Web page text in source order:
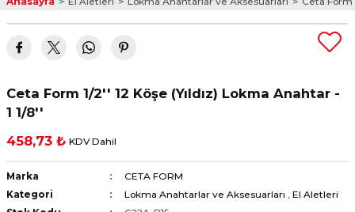
ve Multimetreler
ve Penseler
Ceta Form 1/2'' 12 Köşe (Yıldız) Lokma Anahtar -
1 1/8''
458,73 ₺ KDV Dahil
Marka
CETA FORM
Kategori
Lokma Anahtarlar ve Aksesuarları , El Aletleri